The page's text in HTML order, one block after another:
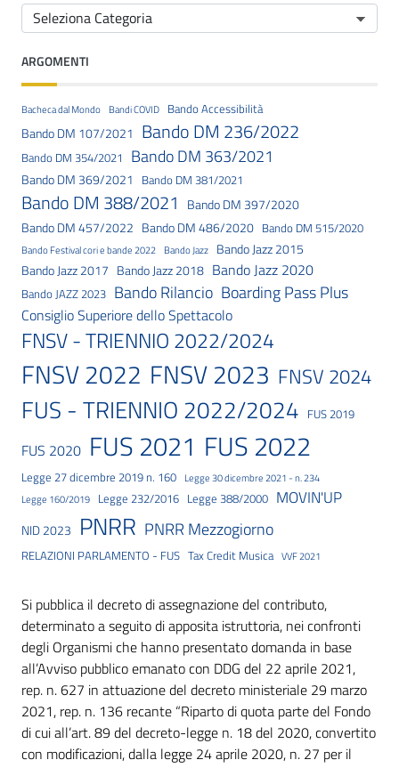
ARGOMENTI
Bacheca dal Mondo Bandi COVID Bando Accessibilità
Bando DM 107/2021 Bando DM 236/2022
Bando DM 354/2021 Bando DM 363/2021
Bando DM 369/2021 Bando DM 381/2021
Bando DM 388/2021 Bando DM 397/2020
Bando DM 457/2022 Bando DM 486/2020 Bando DM 515/2020
Bando Festival cori e bande 2022 Bando Jazz
Bando Jazz 2015
Bando Jazz 2017 Bando Jazz 2018 Bando Jazz 2020
Bando JAZZ 2023 Bando Rilancio Boarding Pass Plus
Consiglio Superiore dello Spettacolo
FNSV - TRIENNIO 2022/2024
FNSV 2022 FNSV 2023 FNSV 2024
FUS - TRIENNIO 2022/2024 FUS 2019
FUS 2020 FUS 2021 FUS 2022
Legge 27 dicembre 2019 n. 160
Legge 30 dicembre 2021 - n. 234
Legge 160/2019
Legge 232/2016 Legge 388/2000 MOVIN'UP
NID 2023 PNRR PNRR Mezzogiorno
RELAZIONI PARLAMENTO - FUS Tax Credit Musica VVF 2021
Si pubblica il decreto di assegnazione del contributo,
determinato a seguito di apposita istruttoria, nei confronti
degli Organismi che hanno presentato domanda in base
all’Avviso pubblico emanato con DDG del 22 aprile 2021,
rep. n. 627 in attuazione del decreto ministeriale 29 marzo
2021, rep. n. 136 recante “Riparto di quota parte del Fondo
di cui all’art. 89 del decreto-legge n. 18 del 2020, convertito
con modificazioni, dalla legge 24 aprile 2020, n. 27 per il